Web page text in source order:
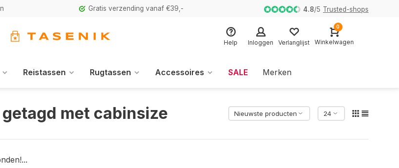
Gratis verzending vanaf €39,- 4.8/5 Trusted-shops
Help Inloggen Verlanglijst
0
Winkelwagen
Reistassen Rugtassen Accessoires SALE Merken
met cabinsize